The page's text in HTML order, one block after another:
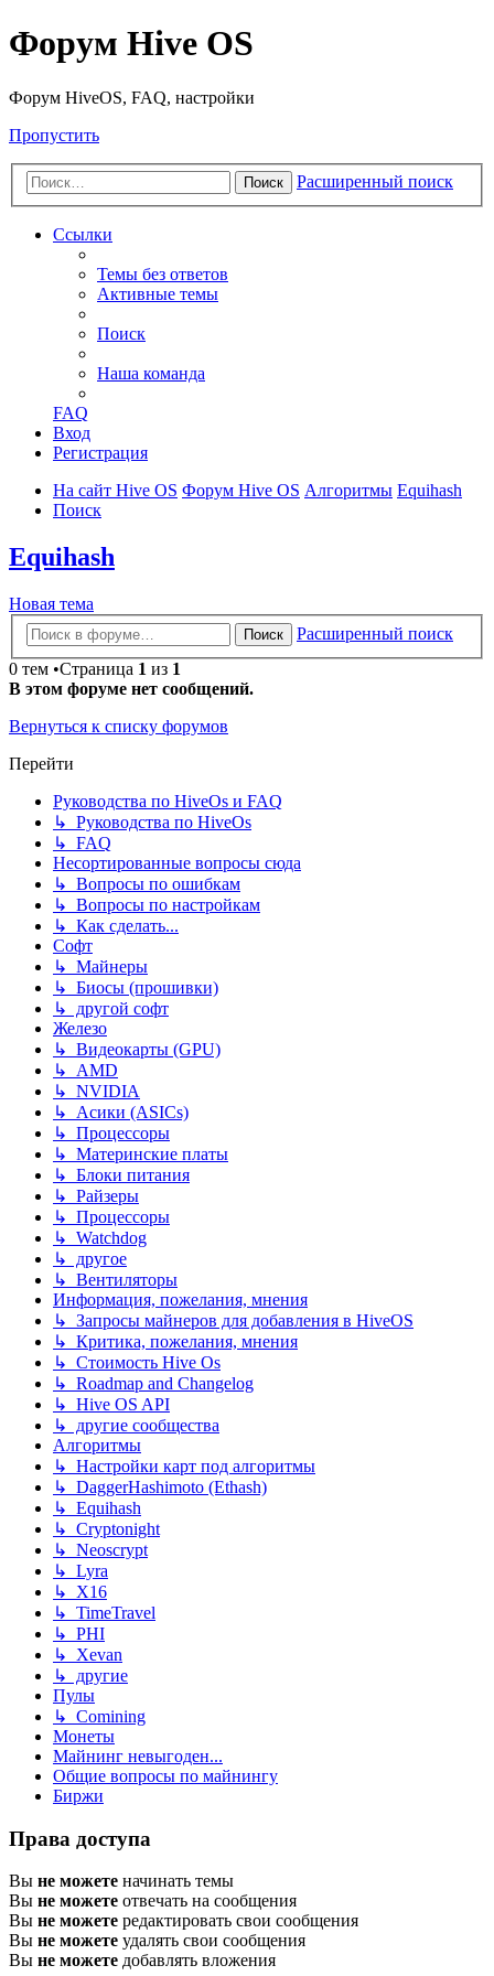
Форум Hive OS
Форум HiveOS, FAQ, настройки
Пропустить
Поиск Расширенный поиск
Ссылки
Темы без ответов
Активные темы
Поиск
Наша команда
FAQ
Вход
Регистрация
На сайт Hive OS Форум Hive OS Алгоритмы Equihash
Поиск
Equihash
Новая тема
Поиск
Расширенный поиск
0 тем •Страница 1 из 1
В этом форуме нет сообщений.
Вернуться к списку форумов
Перейти
Руководства по HiveOs и FAQ
↳ Руководства по HiveOs
↳ FAQ
Несортированные вопросы сюда
↳ Вопросы по ошибкам
↳ Вопросы по настройкам
↳ Как сделать...
Софт
↳ Майнеры
↳ Биосы (прошивки)
↳ другой софт
Железо
↳ Видеокарты (GPU)
↳ AMD
↳ NVIDIA
↳ Асики (ASICs)
↳ Процессоры
↳ Материнские платы
↳ Блоки питания
↳ Райзеры
↳ Процессоры
↳ Watchdog
↳ другое
↳ Вентиляторы
Информация, пожелания, мнения
↳ Запросы майнеров для добавления в HiveOS
↳ Критика, пожелания, мнения
↳ Стоимость Hive Os
↳ Roadmap and Changelog
↳ Hive OS API
↳ другие сообщества
Алгоритмы
↳ Настройки карт под алгоритмы
↳ DaggerHashimoto (Ethash)
↳ Equihash
↳ Cryptonight
↳ Neoscrypt
↳ Lyra
↳ X16
↳ TimeTravel
↳ PHI
↳ Xevan
↳ другие
Пулы
↳ Comining
Монеты
Майнинг невыгоден...
Общие вопросы по майнингу
Биржи
Права доступа
Вы не можете начинать темы
Вы не можете отвечать на сообщения
Вы не можете редактировать свои сообщения
Вы не можете удалять свои сообщения
Вы не можете добавлять вложения